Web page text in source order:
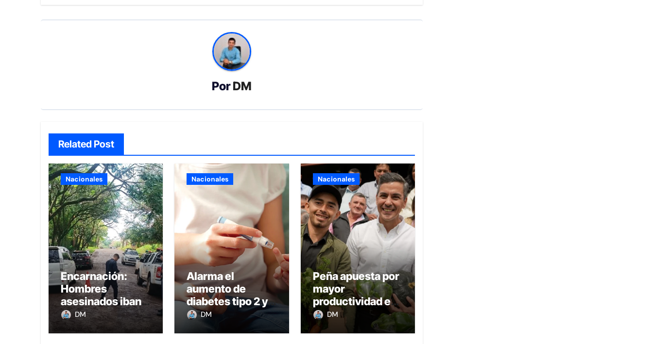
PorDM
Related Post
Nacionales
Encarnación:
Hombres
asesinados iban a
comprar oro, uno
recibió 8 balazos
DM
Nacionales
Alarma el
aumento de
diabetes tipo 2 y
la obesidad
infantil en
DM
Nacionales
Peña apuesta por
mayor
productividad e
ingresos en el
campo con
DM